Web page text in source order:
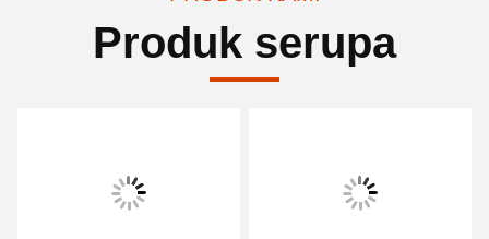
Produk serupa